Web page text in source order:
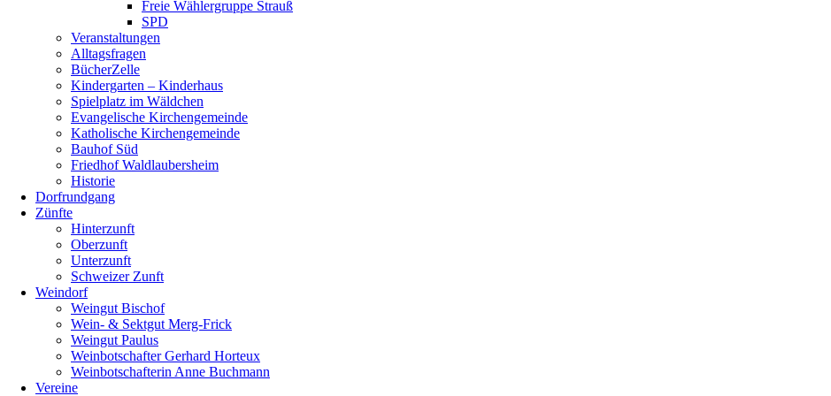
Freie Wählergruppe Strauß
SPD
Veranstaltungen
Alltagsfragen
BücherZelle
Kindergarten – Kinderhaus
Spielplatz im Wäldchen
Evangelische Kirchengemeinde
Katholische Kirchengemeinde
Bauhof Süd
Friedhof Waldlaubersheim
Historie
Dorfrundgang
Zünfte
Hinterzunft
Oberzunft
Unterzunft
Schweizer Zunft
Weindorf
Weingut Bischof
Wein- & Sektgut Merg-Frick
Weingut Paulus
Weinbotschafter Gerhard Horteux
Weinbotschafterin Anne Buchmann
Vereine